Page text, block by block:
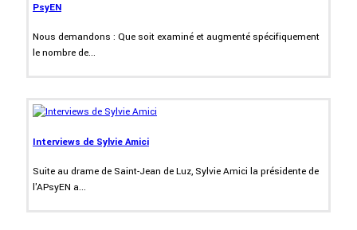
PsyEN
Nous demandons : Que soit examiné et augmenté spécifiquement
le nombre de...
Interviews de Sylvie Amici
Suite au drame de Saint-Jean de Luz, Sylvie Amici la présidente de
l'APsyEN a...